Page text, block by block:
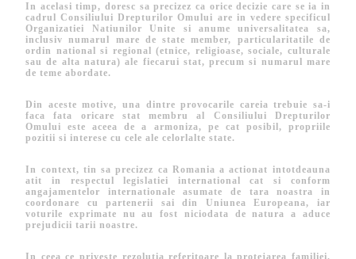
In acelasi timp, doresc sa precizez ca orice decizie care se ia in
cadrul Consiliului Drepturilor Omului are in vedere specificul
Organizatiei Natiunilor Unite si anume universalitatea sa,
inclusiv numarul mare de state member, particularitatile de
ordin national si regional (etnice, religioase, sociale, culturale
sau de alta natura) ale fiecarui stat, precum si numarul mare
de teme abordate.
Din aceste motive, una dintre provocarile careia trebuie sa-i
faca fata oricare stat membru al Consiliului Drepturilor
Omului este aceea de a armoniza, pe cat posibil, propriile
pozitii si interese cu cele ale celorlalte state.
In context, tin sa precizez ca Romania a actionat intotdeauna
atit in respectul legislatiei international cat si conform
angajamentelor internationale asumate de tara noastra in
coordonare cu partenerii sai din Uniunea Europeana, iar
voturile exprimate nu au fost niciodata de natura a aduce
prejudicii tarii noastre.